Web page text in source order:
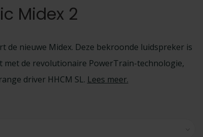
Midex 2
de nieuwe Midex. Deze bekroonde luidspreker is
de revolutionaire PowerTrain-technologie,
driver HHCM SL. Lees meer.